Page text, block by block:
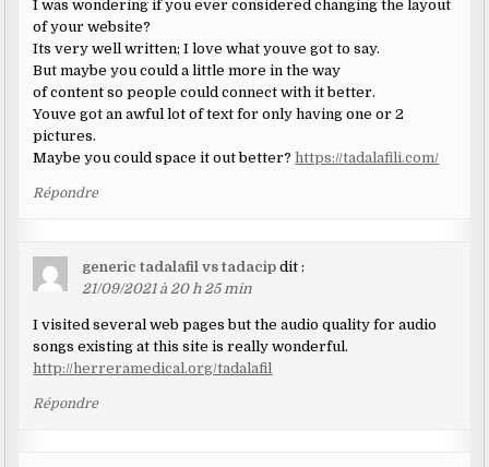
I was wondering if you ever considered changing the layout
of your website?
Its very well written; I love what youve got to say.
But maybe you could a little more in the way
of content so people could connect with it better.
Youve got an awful lot of text for only having one or 2
pictures.
Maybe you could space it out better?https://tadalafili.com/
Répondre
generic tadalafil vs tadacip dit :
21/09/2021 à 20 h 25 min
I visited several web pages but the audio quality for audio
songs existing at this site is really wonderful.
http://herreramedical.org/tadalafil
Répondre